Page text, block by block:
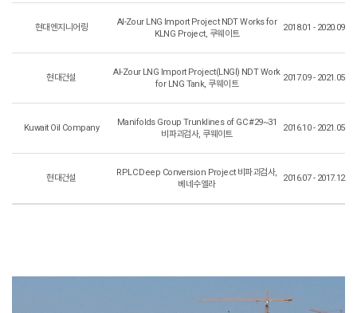
현대엔지니어링
Al-Zour LNG Import Project NDT Works for
KLNG Project, 쿠웨이트
2018.01 - 2020.09
현대건설
Al-Zour LNG Import Project(LNGI) NDT Work
for LNG Tank, 쿠웨이트
2017.09 - 2021.05
Kuwait Oil Company
Manifolds Group Trunklines of GC #29~31
비파괴검사, 쿠웨이트
2016.10 - 2021.05
현대건설
RPLC Deep Conversion Project 비파괴검사,
베네수엘라
2016.07 - 2017.12